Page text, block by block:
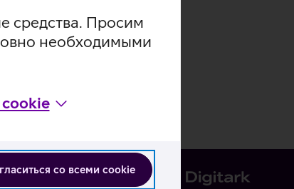
средства. Просим
необходимыми
со всеми cookie